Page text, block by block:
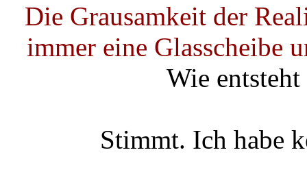
Die Grausamkeit der
immer eine Glasscheibe
Wie
Stimmt. Ich habe